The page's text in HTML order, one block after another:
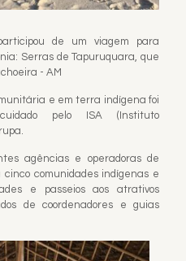
de um viagem para
Serras de Tapuruquara, que
- AM
e em terra indígena foi
pelo ISA (Instituto
agências e operadoras de
comunidades indígenas e
e passeios aos atrativos
de coordenadores e guias